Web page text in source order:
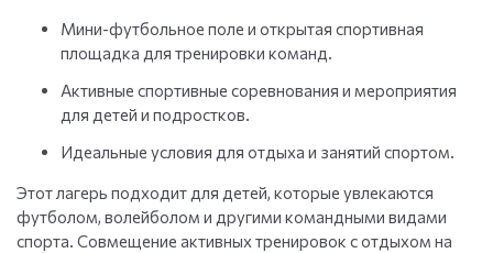
Мини-футбольное поле и открытая спортивная
площадка для тренировки команд.
Активные спортивные соревнования и мероприятия
для детей и подростков.
Идеальные условия для отдыха и занятий спортом.
Этот лагерь подходит для детей, которые увлекаются
футболом, волейболом и другими командными видами
спорта. Совмещение активных тренировок с отдыхом на